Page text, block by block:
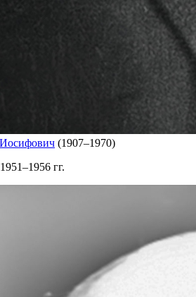
(1907–1970)
гг.